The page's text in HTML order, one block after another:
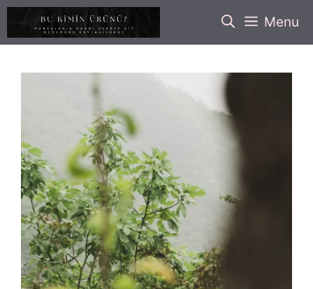
İçeriğe
Menu